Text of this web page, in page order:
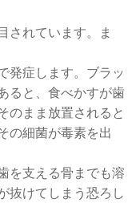
されています。ま
発症します。ブラッ
ると、食べかすが歯
のまま放置されると
の細菌が毒素を出
を支える骨までも溶
抜けてしまう恐ろし